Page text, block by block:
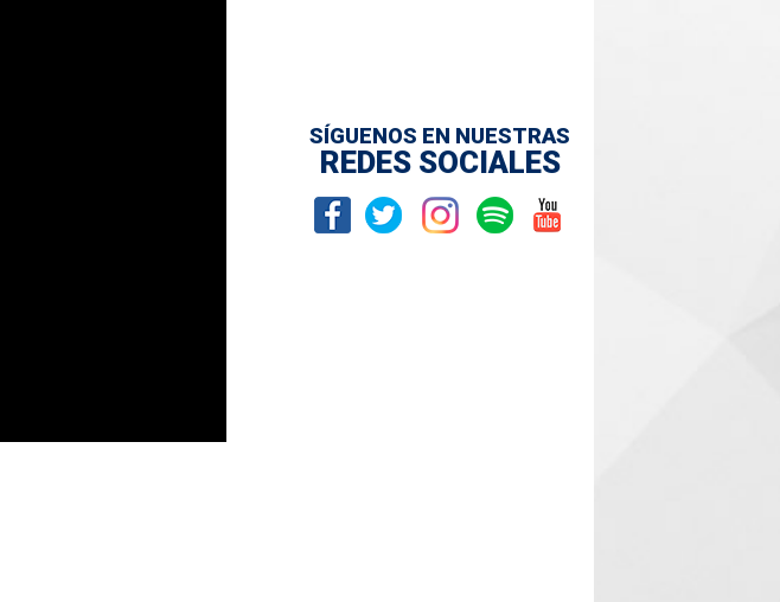
SÍGUENOS EN NUESTRAS
REDES SOCIALES